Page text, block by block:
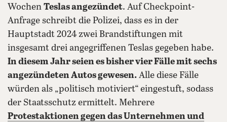
Wochen Teslas angezündet. Auf Checkpoint-
Anfrage schreibt die Polizei, dass es in der
Hauptstadt 2024 zwei Brandstiftungen mit
insgesamt drei angegriffenen Teslas gegeben habe.
In diesem Jahr seien es bisher vier Fälle mit sechs
angezündeten Autos gewesen. Alle diese Fälle
würden als „politisch motiviert“ eingestuft, sodass
der Staatsschutz ermittelt. Mehrere
Protestaktionen gegen das Unternehmen und